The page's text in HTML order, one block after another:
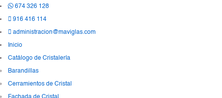
674 326 128
916 416 114
administracion@maviglas.com
Inicio
Catálogo de Cristalería
Barandillas
Cerramientos de Cristal